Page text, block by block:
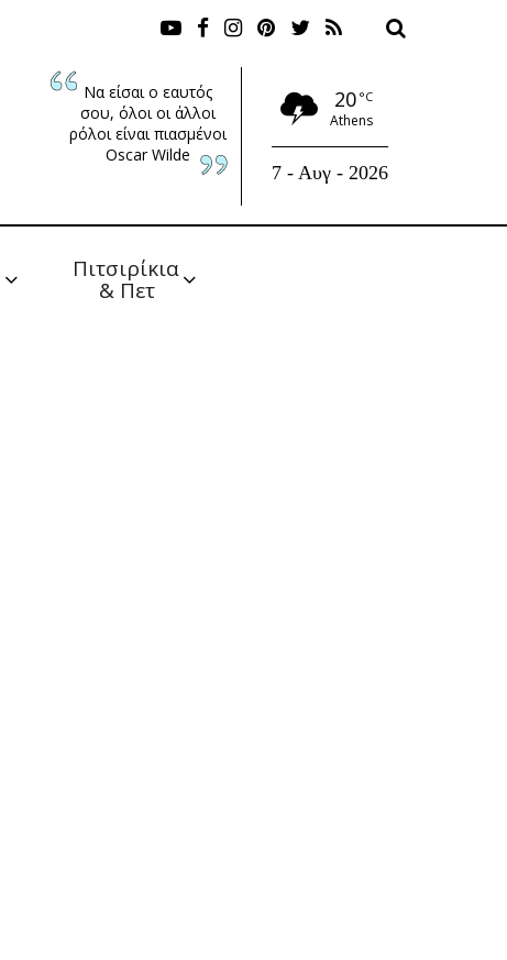
Να είσαι ο εαυτός
σου, όλοι οι άλλοι
ρόλοι είναι πιασμένοι
Oscar Wilde
20 °C
Athens
7 - Αυγ - 2026
Πιτσιρίκια
& Πετ